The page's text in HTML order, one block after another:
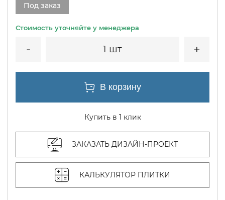
Под заказ
1 шт
Купить в 1 клик
ЗАКАЗАТЬ ДИЗАЙН-ПРОЕКТ
КАЛЬКУЛЯТОР ПЛИТКИ